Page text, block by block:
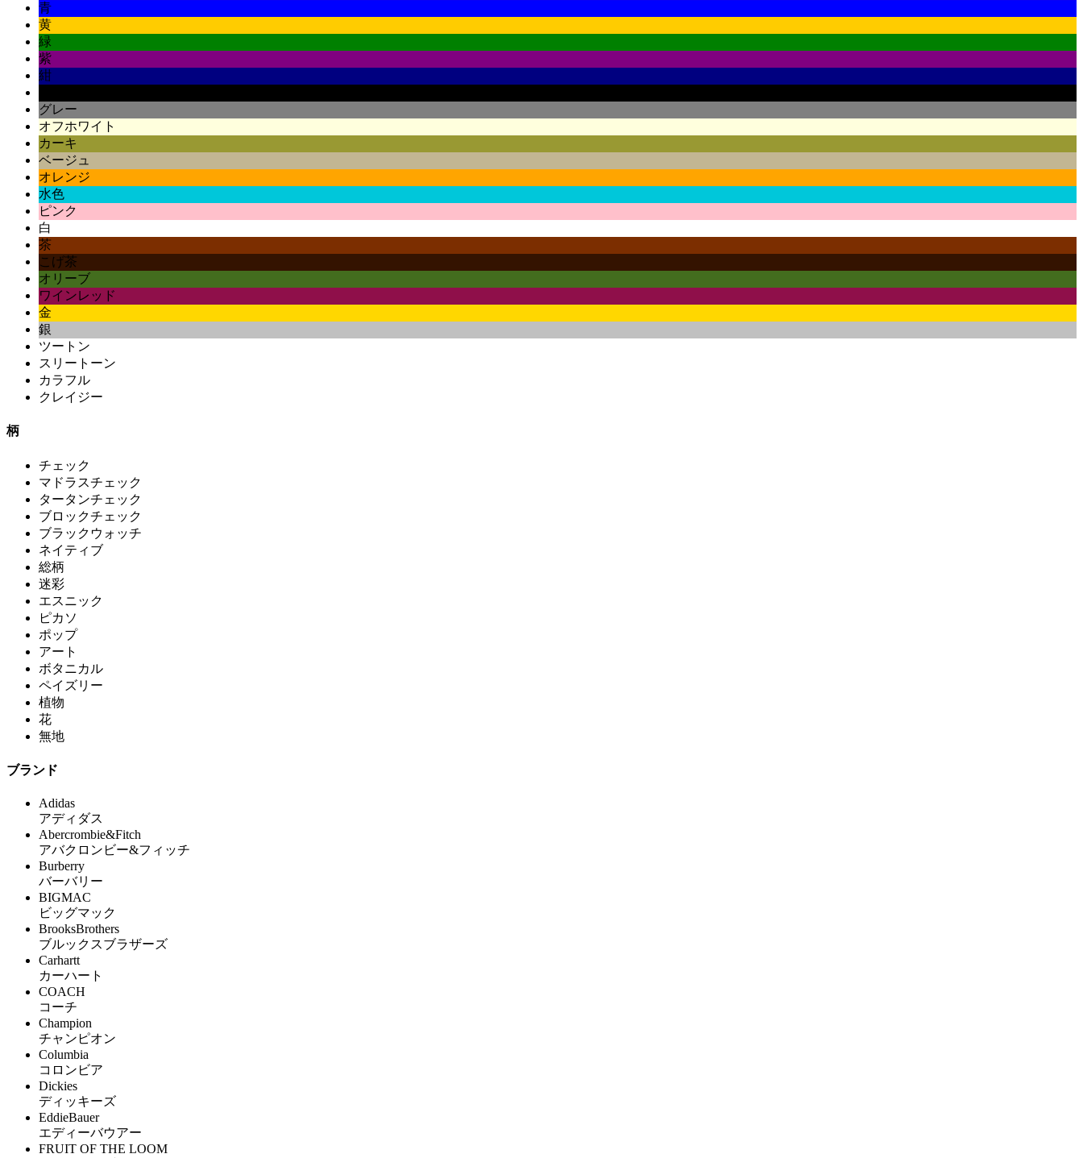
青
黄
緑
紫
紺
グレー
オフホワイト
カーキ
ベージュ
オレンジ
水色
ピンク
白
茶
こげ茶
オリーブ
ワインレッド
金
銀
ツートン
スリートーン
カラフル
クレイジー
柄
チェック
マドラスチェック
タータンチェック
ブロックチェック
ブラックウォッチ
ネイティブ
総柄
迷彩
エスニック
ピカソ
ポップ
アート
ボタニカル
ペイズリー
植物
花
無地
ブランド
Adidas
アディダス
Abercrombie&Fitch
アバクロンビー&フィッチ
Burberry
バーバリー
BIGMAC
ビッグマック
BrooksBrothers
ブルックスブラザーズ
Carhartt
カーハート
COACH
コーチ
Champion
チャンピオン
Columbia
コロンビア
Dickies
ディッキーズ
EddieBauer
エディーバウアー
FRUIT OF THE LOOM